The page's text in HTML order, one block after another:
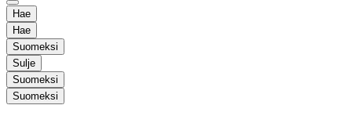
Hae
Hae
Suomeksi
Sulje
Suomeksi
Suomeksi